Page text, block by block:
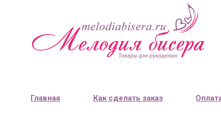
Главная Как сделать заказ